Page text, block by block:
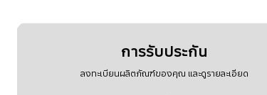
การรับประกัน
ลงทะเบียนผลิตภัณฑ์ของคุณ และดูรายละเอียด